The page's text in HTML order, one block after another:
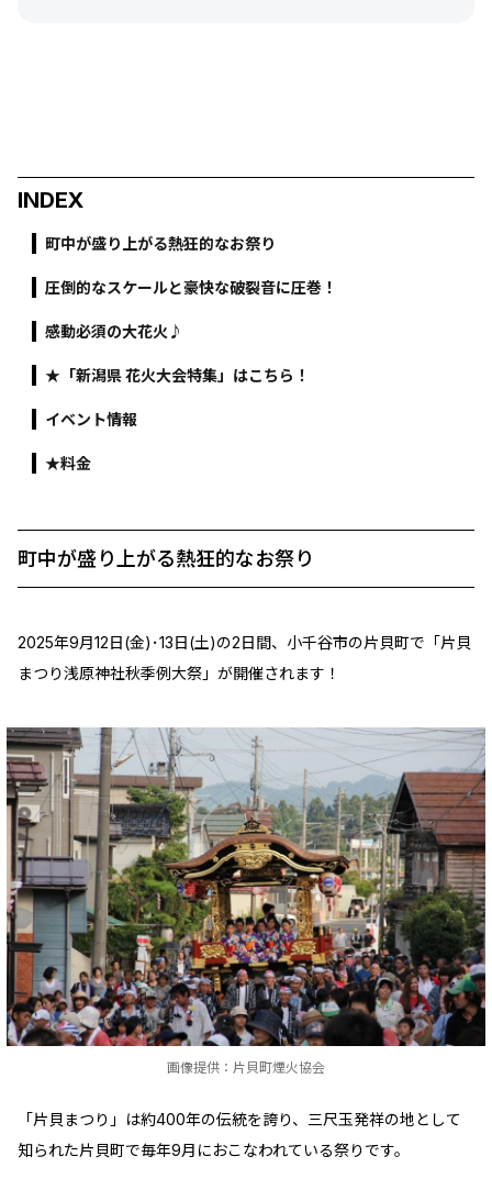
INDEX
町中が盛り上がる熱狂的なお祭り
圧倒的なスケールと豪快な破裂音に圧巻！
感動必須の大花火♪
★「新潟県 花火大会特集」はこちら！
イベント情報
★料金
町中が盛り上がる熱狂的なお祭り
2025年9月12日(金)･13日(土)の2日間、小千谷市の片貝町で「片貝
まつり浅原神社秋季例大祭」が開催されます！
画像提供：片貝町煙火協会
「片貝まつり」は約400年の伝統を誇り、三尺玉発祥の地として
知られた片貝町で毎年9月におこなわれている祭りです。